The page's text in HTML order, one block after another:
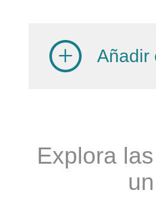
Añadir
Explora